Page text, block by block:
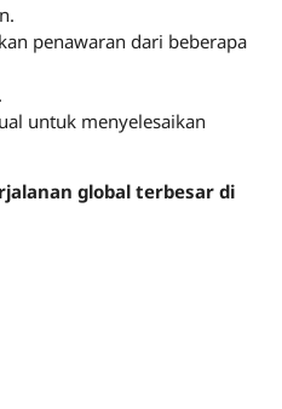
penawaran dari beberapa
untuk menyelesaikan
global terbesar di